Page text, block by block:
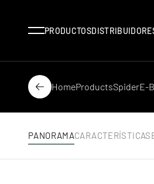
MenuPRODUCTOS
Back
HomeProductsSpiderE-
PANORAMACARACTERÍSTICAS